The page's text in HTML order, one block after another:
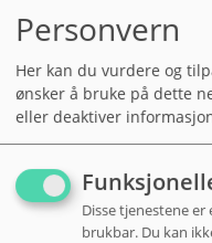
Personvern
Her kan du vurdere og
ønsker å bruke på dette
eller deaktiver
Disse tjenestene
brukbar. Du kan